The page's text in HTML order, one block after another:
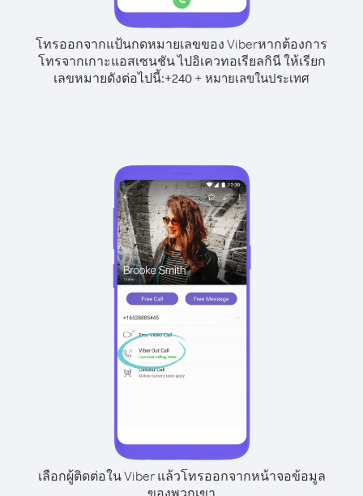
โทรออกจากแป้นกดหมายเลขของ Viberหากต้องการ
โทรจากเกาะแอสเซนชัน ไปอิเควทอเรียลกินี ให้เรียก
เลขหมายดังต่อไปนี้:+240 + หมายเลขในประเทศ
เลือกผู้ติดต่อใน Viber แล้วโทรออกจากหน้าจอข้อมูล
ของพวกเขา